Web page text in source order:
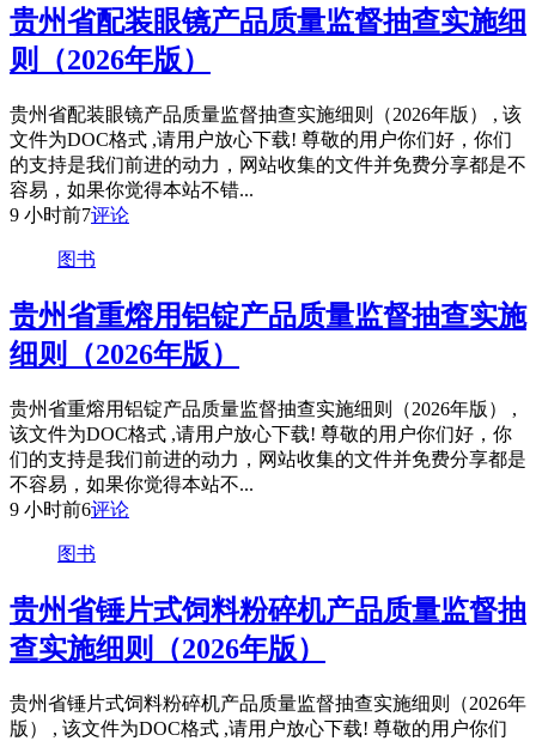
贵州省配装眼镜产品质量监督抽查实施细
则（2026年版）
贵州省配装眼镜产品质量监督抽查实施细则（2026年版） , 该
文件为DOC格式 ,请用户放心下载! 尊敬的用户你们好，你们
的支持是我们前进的动力，网站收集的文件并免费分享都是不
容易，如果你觉得本站不错...
9 小时前7评论
图书
贵州省重熔用铝锭产品质量监督抽查实施
细则（2026年版）
贵州省重熔用铝锭产品质量监督抽查实施细则（2026年版） ,
该文件为DOC格式 ,请用户放心下载! 尊敬的用户你们好，你
们的支持是我们前进的动力，网站收集的文件并免费分享都是
不容易，如果你觉得本站不...
9 小时前6评论
图书
贵州省锤片式饲料粉碎机产品质量监督抽
查实施细则（2026年版）
贵州省锤片式饲料粉碎机产品质量监督抽查实施细则（2026年
版） , 该文件为DOC格式 ,请用户放心下载! 尊敬的用户你们